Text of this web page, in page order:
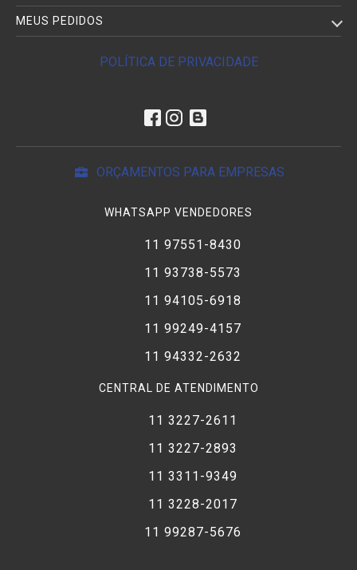
MEUS PEDIDOS
POLÍTICA DE PRIVACIDADE
ORÇAMENTOS PARA EMPRESAS
WHATSAPP VENDEDORES
11 97551-8430
11 93738-5573
11 94105-6918
11 99249-4157
11 94332-2632
CENTRAL DE ATENDIMENTO
11 3227-2611
11 3227-2893
11 3311-9349
11 3228-2017
11 99287-5676